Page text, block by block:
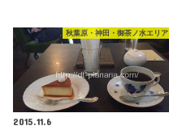
秋葉原・神田・御茶ノ水エリア
2015.11.6